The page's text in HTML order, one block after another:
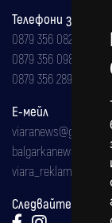
Телефони за
0879 356 082
0879 356 098
0879 356 289
Е-мейл
Следвайте ни: